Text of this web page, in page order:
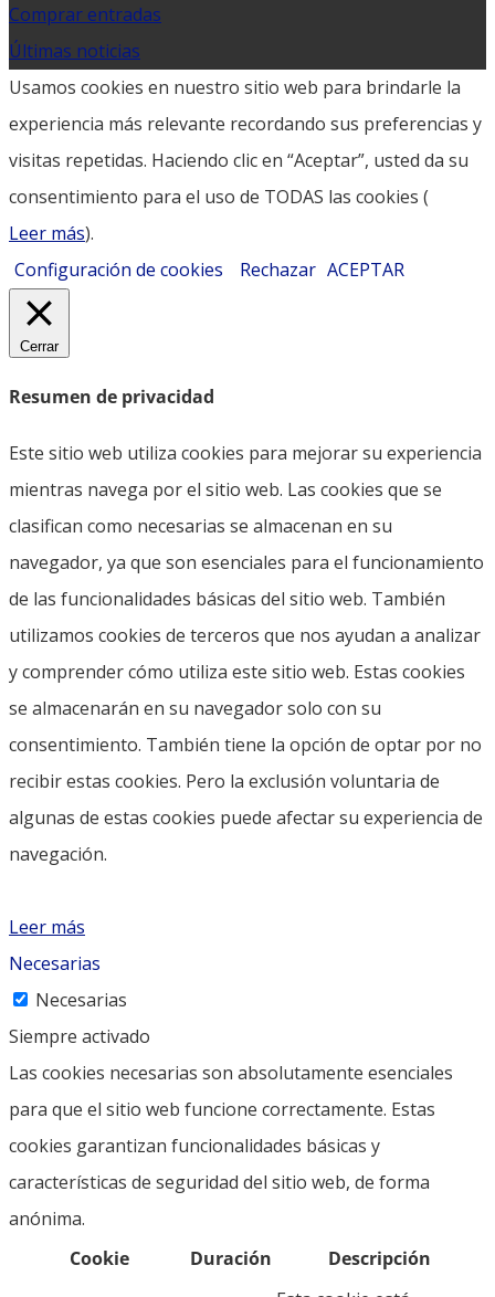
Comprar entradas
Últimas noticias
Usamos cookies en nuestro sitio web para brindarle la
experiencia más relevante recordando sus preferencias y
visitas repetidas. Haciendo clic en “Aceptar”, usted da su
consentimiento para el uso de TODAS las cookies (
Leer más).
Configuración de cookies
Rechazar ACEPTAR
Cerrar
Resumen de privacidad
Este sitio web utiliza cookies para mejorar su experiencia
mientras navega por el sitio web. Las cookies que se
clasifican como necesarias se almacenan en su
navegador, ya que son esenciales para el funcionamiento
de las funcionalidades básicas del sitio web. También
utilizamos cookies de terceros que nos ayudan a analizar
y comprender cómo utiliza este sitio web. Estas cookies
se almacenarán en su navegador solo con su
consentimiento. También tiene la opción de optar por no
recibir estas cookies. Pero la exclusión voluntaria de
algunas de estas cookies puede afectar su experiencia de
navegación.
Leer más
Necesarias
Necesarias
Siempre activado
Las cookies necesarias son absolutamente esenciales
para que el sitio web funcione correctamente. Estas
cookies garantizan funcionalidades básicas y
características de seguridad del sitio web, de forma
anónima.
Cookie
Duración Descripción